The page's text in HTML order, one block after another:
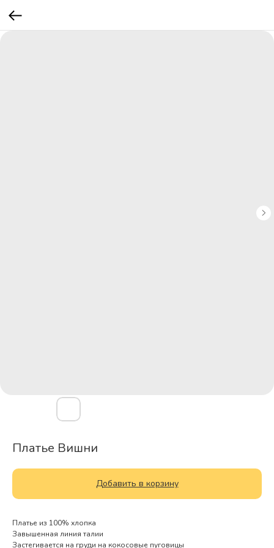
Платье Вишни
Добавить в корзину
Платье из 100% хлопка
Завышенная линия талии
Застегивается на груди на кокосовые пуговицы